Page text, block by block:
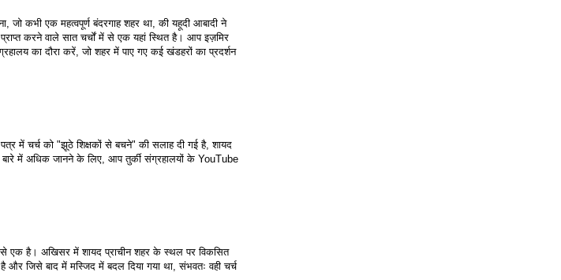
कभी एक महत्वपूर्ण बंदरगाह शहर था, की यहूदी आबादी ने
करने वाले सात चर्चों में से एक यहां स्थित है। आप इज़मिर
का दौरा करें, जो शहर में पाए गए कई खंडहरों का प्रदर्शन
पत्र में चर्च को "झूठे शिक्षकों से बचने" की सलाह दी गई है, शायद
बारे में अधिक जानने के लिए, आप तुर्की संग्रहालयों के YouTube
से एक है। अखिसर में शायद प्राचीन शहर के स्थल पर विकसित
और जिसे बाद में मस्जिद में बदल दिया गया था, संभवतः वही चर्च